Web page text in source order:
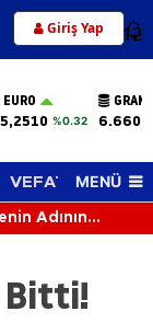
Giriş Yap 12
EURO
%0.32
VEFAT EDENLER
MENÜ
Adının
Bitti!